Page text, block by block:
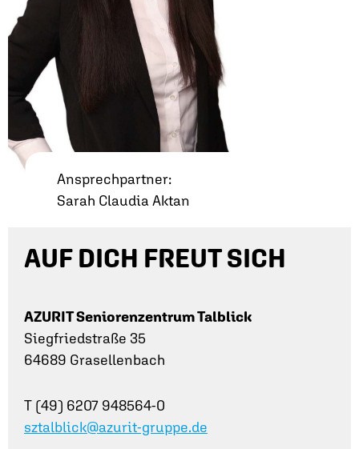
Ansprechpartner:
Sarah Claudia Aktan
AUF DICH FREUT SICH
AZURIT Seniorenzentrum Talblick
Siegfriedstraße 35
64689 Grasellenbach
T (49) 6207 948564-0
sztalblick@azurit-gruppe.de